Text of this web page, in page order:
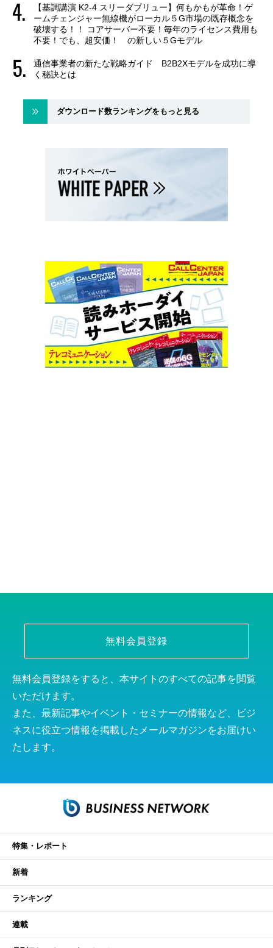
【基調講演 K2-4 スリーダブリュー】何もかもが革命！ゲ
ームチェンジャー無線機がローカル５G市場の既存概念を
破壊する！！ コアサーバー不要！毎年のライセンス費用も
不要！でも、超安価！ の新しい５Gモデル
通信事業者の新たな戦略ガイド B2B2Xモデルを成功に導
く秘訣とは
ダウンロード数ランキングをもっと見る
無料会員登録
無料会員登録をすると、本サイトのすべての記事を閲覧
いただけます。
また、最新記事やイベント・セミナーの情報など、ビジ
ネスに役立つ情報を掲載したメールマガジンをお届けい
たします。
特集・レポート
新着
ランキング
連載